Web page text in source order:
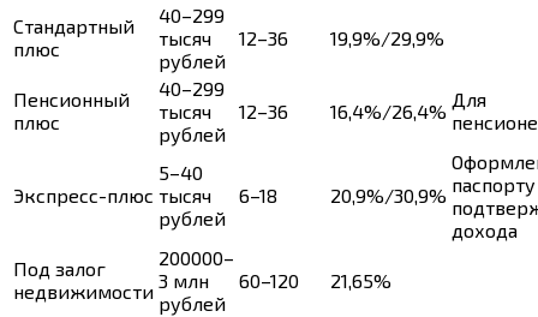
Стандартный
плюс
40–299
тысяч
рублей
12–36 19,9%/29,9%
Пенсионный
плюс
40–299
тысяч
рублей
12–36 16,4%/26,4%
Для
Экспресс-плюс
5–40
тысяч
рублей
6–18 20,9%/30,9%
дохода
Под залог
недвижимости
200000–
3 млн
рублей
60–120 21,65%